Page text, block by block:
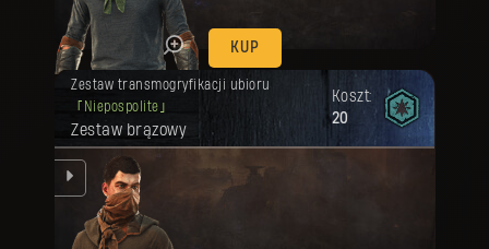
KUP
Zestaw transmogryfikacji ubioru
Niepospolite
Zestaw brązowy
Koszt:
20
Twoja nagroda została odblokowana.